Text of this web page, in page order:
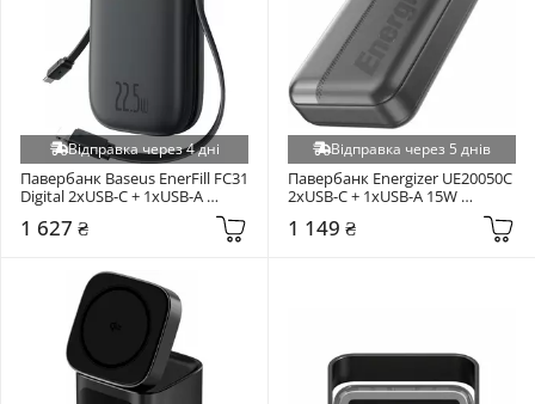
Відправка через 4 дні
Павербанк Baseus EnerFill FC31
Digital 2xUSB-C + 1xUSB-A
22,5W 10000mAh Cosmic Black
(P10082106123-00)
1 627 ₴
Відправка через 5 днів
Павербанк Energizer UE20050С
2xUSB-C + 1xUSB-A 15W
20000mAh Black (UE20050С)
1 149 ₴